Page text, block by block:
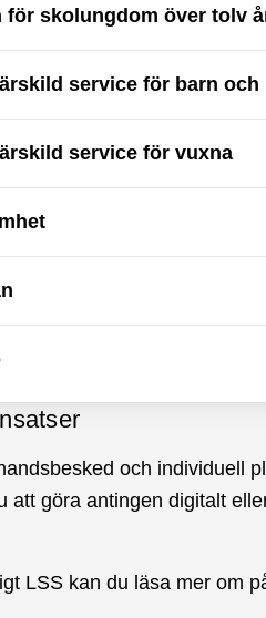
skolungdom över tolv
service för barn och
service för vuxna
och individuell
att göra antingen digitalt
LSS kan du läsa mer om